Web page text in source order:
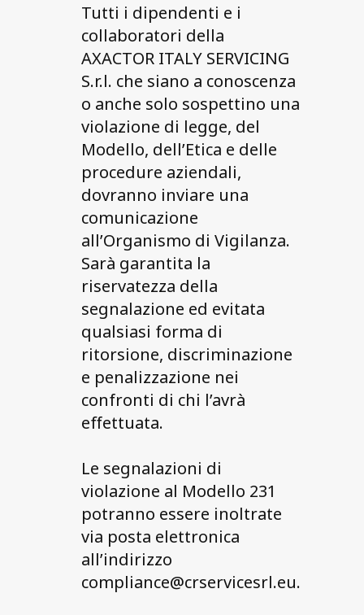
Tutti i dipendenti e i
collaboratori della
AXACTOR ITALY SERVICING
S.r.l. che siano a conoscenza
o anche solo sospettino una
violazione di legge, del
Modello, dell’Etica e delle
procedure aziendali,
dovranno inviare una
comunicazione
all’Organismo di Vigilanza.
Sarà garantita la
riservatezza della
segnalazione ed evitata
qualsiasi forma di
ritorsione, discriminazione
e penalizzazione nei
confronti di chi l’avrà
effettuata.
Le segnalazioni di
violazione al Modello 231
potranno essere inoltrate
via posta elettronica
all’indirizzo
compliance@crservicesrl.eu.